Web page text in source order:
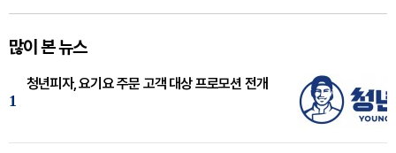
많이 본 뉴스
1
청년피자, 요기요 주문 고객 대상 프로모션 전개